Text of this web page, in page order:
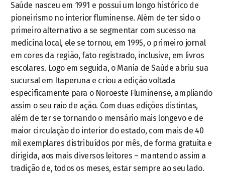
Saúde nasceu em 1991 e possui um longo histórico de
pioneirismo no interior fluminense. Além de ter sido o
primeiro alternativo a se segmentar com sucesso na
medicina local, ele se tornou, em 1995, o primeiro jornal
em cores da região, fato registrado, inclusive, em livros
escolares. Logo em seguida, o Mania de Saúde abriu sua
sucursal em Itaperuna e criou a edição voltada
especificamente para o Noroeste Fluminense, ampliando
assim o seu raio de ação. Com duas edições distintas,
além de ter se tornando o mensário mais longevo e de
maior circulação do interior do estado, com mais de 40
mil exemplares distribuídos por mês, de forma gratuita e
dirigida, aos mais diversos leitores – mantendo assim a
tradição de, todos os meses, estar sempre ao seu lado.